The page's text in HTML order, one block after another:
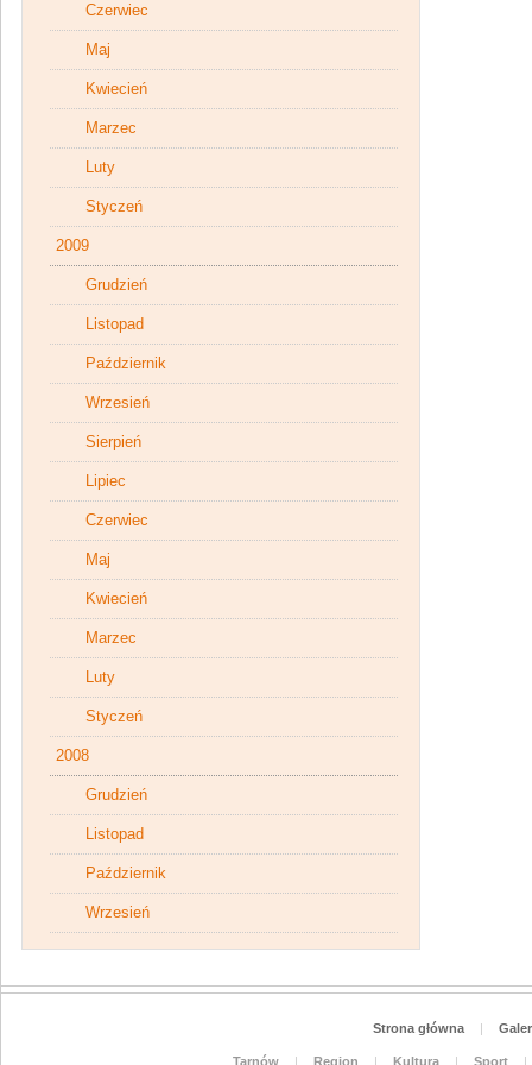
Czerwiec
Maj
Kwiecień
Marzec
Luty
Styczeń
2009
Grudzień
Listopad
Październik
Wrzesień
Sierpień
Lipiec
Czerwiec
Maj
Kwiecień
Marzec
Luty
Styczeń
2008
Grudzień
Listopad
Październik
Wrzesień
Strona główna |
Tarnów | Region | Kultura | Sport
|